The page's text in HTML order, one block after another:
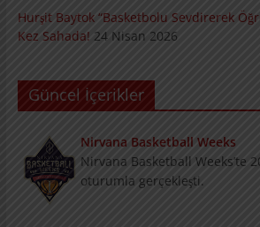
Hurşit Baytok “Basketbolu Sevdirerek
Kez Sahada! 24 Nisan 2026
Güncel İçerikler
Nirvana Basketball Weeks
Nirvana Basketball Weeks’te
oturumla gerçekleşti.